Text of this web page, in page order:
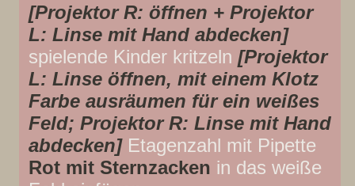
[Projektor R: öffnen + Projektor
L: Linse mit Hand abdecken]
spielende Kinder kritzeln [Projektor
L: Linse öffnen, mit einem Klotz
Farbe ausräumen für ein weißes
Feld; Projektor R: Linse mit Hand
abdecken]Etagenzahl mit Pipette
Rot mit Sternzacken in das weiße